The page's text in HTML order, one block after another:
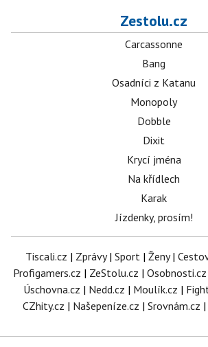
Zestolu.cz
Carcassonne
Bang
Osadníci z Katanu
Monopoly
Dobble
Dixit
Krycí jména
Na křídlech
Karak
Jízdenky, prosím!
Tiscali.cz | Zprávy| Sport | Ženy|
Profigamers.cz | ZeStolu.cz | Osobnosti.cz
Úschovna.cz | Nedd.cz | Moulík.cz |
CZhity.cz | Našepeníze.cz | Srovnám.cz |